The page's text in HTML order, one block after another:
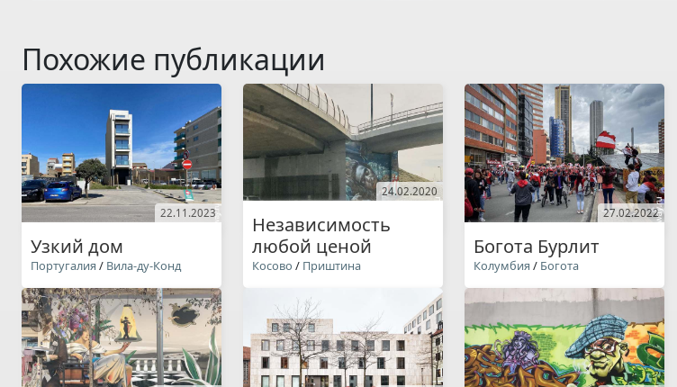
Похожие публикации
22.11.2023
Узкий дом
Португалия / Вила-ду-Конд
24.02.2020
Независимость
любой ценой
Косово / Приштина
27.02.2022
Богота Бурлит
Колумбия / Богота